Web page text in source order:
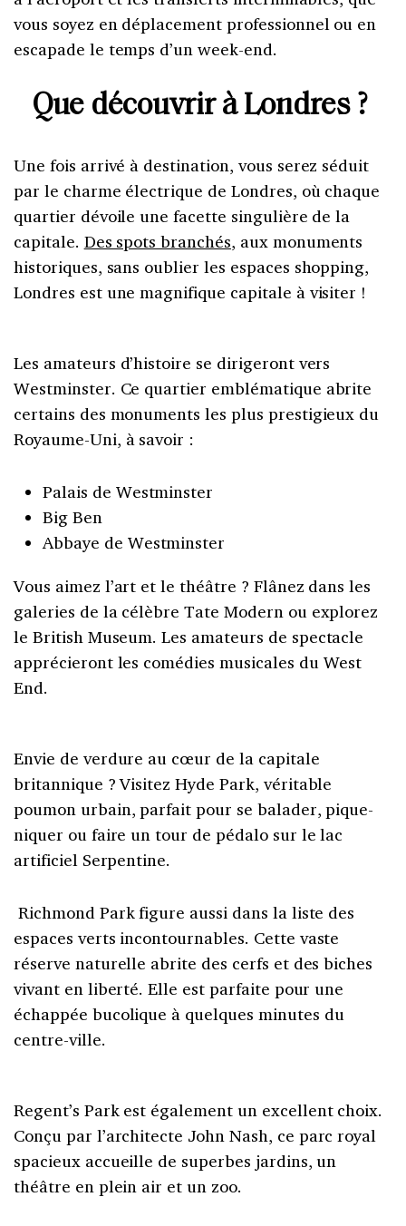
vous soyez en déplacement professionnel ou en
escapade le temps d’un week-end.
Que découvrir à Londres ?
Une fois arrivé à destination, vous serez séduit
par le charme électrique de Londres, où chaque
quartier dévoile une facette singulière de la
capitale. Des spots branchés, aux monuments
historiques, sans oublier les espaces shopping,
Londres est une magnifique capitale à visiter !
Les amateurs d’histoire se dirigeront vers
Westminster. Ce quartier emblématique abrite
certains des monuments les plus prestigieux du
Royaume-Uni, à savoir :
Palais de Westminster
Big Ben
Abbaye de Westminster
Vous aimez l’art et le théâtre ? Flânez dans les
galeries de la célèbre Tate Modern ou explorez
le British Museum. Les amateurs de spectacle
apprécieront les comédies musicales du West
End.
Envie de verdure au cœur de la capitale
britannique ? Visitez Hyde Park, véritable
poumon urbain, parfait pour se balader, pique-
niquer ou faire un tour de pédalo sur le lac
artificiel Serpentine.
Richmond Park figure aussi dans la liste des
espaces verts incontournables. Cette vaste
réserve naturelle abrite des cerfs et des biches
vivant en liberté. Elle est parfaite pour une
échappée bucolique à quelques minutes du
centre-ville.
Regent’s Park est également un excellent choix.
Conçu par l’architecte John Nash, ce parc royal
spacieux accueille de superbes jardins, un
théâtre en plein air et un zoo.